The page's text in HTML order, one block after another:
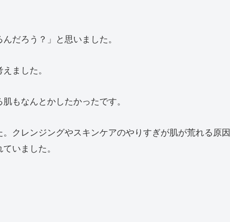
だろう？」と思いました。
ました。
もなんとかしたかったです。
。クレンジングやスキンケアのやりすぎが肌が荒れる原因
いました。